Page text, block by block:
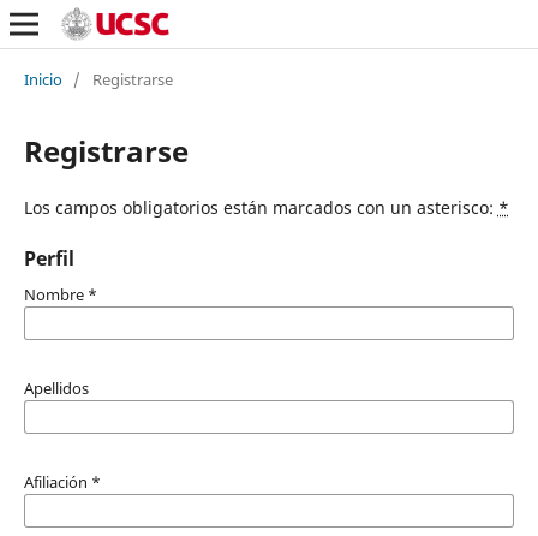
Inicio / Registrarse
Registrarse
Los campos obligatorios están marcados con un asterisco: *
Perfil
Nombre *
Apellidos
Afiliación *